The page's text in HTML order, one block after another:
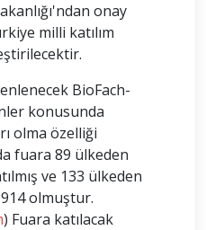
onay
milli katılım
BioFach-
konusunda
olma özelliği
fuara 89 ülkeden
ve 133 ülkeden
olmuştur.
) Fuara katılacak